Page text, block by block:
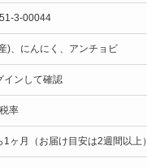
3-00044
)、にんにく、アンチョビ
インして確認
率
1ヶ月（お届け目安は2週間以上）